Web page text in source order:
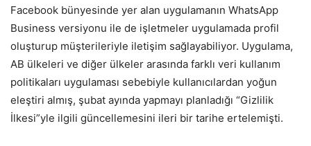
Facebook bünyesinde yer alan uygulamanın WhatsApp
Business versiyonu ile de işletmeler uygulamada profil
oluşturup müşterileriyle iletişim sağlayabiliyor. Uygulama,
AB ülkeleri ve diğer ülkeler arasında farklı veri kullanım
politikaları uygulaması sebebiyle kullanıcılardan yoğun
eleştiri almış, şubat ayında yapmayı planladığı “Gizlilik
İlkesi”yle ilgili güncellemesini ileri bir tarihe ertelemişti.